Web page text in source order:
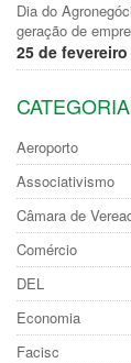
Dia do
geração de
25 de
Aeroporto
Associativismo
Câmara de
Comércio
DEL
Economia
Facisc